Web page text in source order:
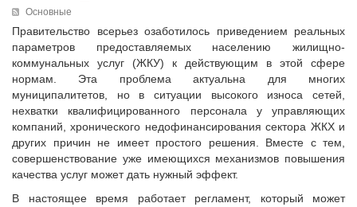
ПОЗДРАВЛЕНИЯ
Ревизионная комиссия
Палаты Совета
Комитеты Совета
Правление Совета
Обработка персональных данных
Партнеры Совета
Полезные ссылки
Инвестиционные порталы муниципальных образований
Контактная информация
Основные
Правительство всерьез озаботилось приведением реальных
параметров предоставляемых населению жилищно-
коммунальных услуг (ЖКУ) к действующим в этой сфере
нормам. Эта проблема актуальна для многих
муниципалитетов, но в ситуации высокого износа сетей,
нехватки квалифицированного персонала у управляющих
компаний, хронического недофинансирования сектора ЖКХ и
других причин не имеет простого решения. Вместе с тем,
совершенствование уже имеющихся механизмов повышения
качества услуг может дать нужный эффект.
В настоящее время работает регламент, который может